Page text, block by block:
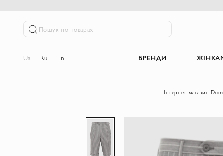
Пошук по товарах
Ua Ru En БРЕНДИ
Інтернет-магазин
Перейти
до
кінця